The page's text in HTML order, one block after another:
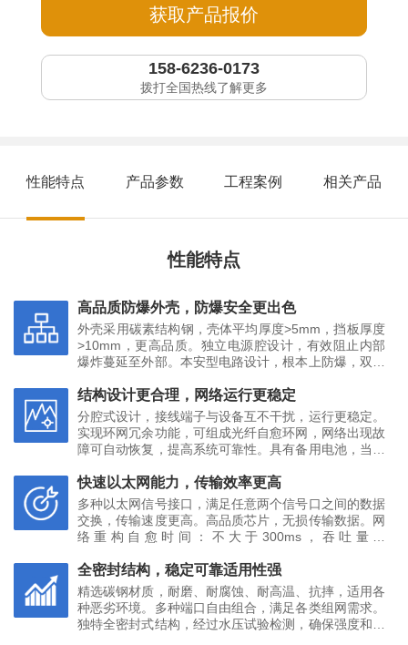
获取产品报价
158-6236-0173
拨打全国热线了解更多
性能特点 产品参数 工程案例 相关产品
性能特点
高品质防爆外壳，防爆安全更出色
外壳采用碳素结构钢，壳体平均厚度>5mm，挡板厚度
>10mm，更高品质。独立电源腔设计，有效阻止内部
爆炸蔓延至外部。本安型电路设计，根本上防爆，双重
结构设计更合理，网络运行更稳定
分腔式设计，接线端子与设备互不干扰，运行更稳定。
实现环网冗余功能，可组成光纤自愈环网，网络出现故
障可自动恢复，提高系统可靠性。具有备用电池，当电
快速以太网能力，传输效率更高
多种以太网信号接口，满足任意两个信号口之间的数据
交换，传输速度更高。高品质芯片，无损传输数据。网
络重构自愈时间：不大于300ms，吞吐量：
全密封结构，稳定可靠适用性强
精选碳钢材质，耐磨、耐腐蚀、耐高温、抗摔，适用各
种恶劣环境。多种端口自由组合，满足各类组网需求。
独特全密封式结构，经过水压试验检测，确保强度和密